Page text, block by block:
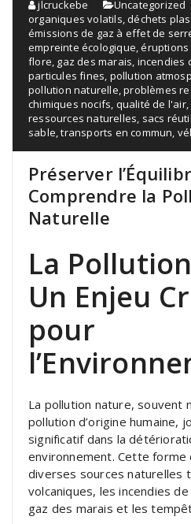
jlcruckebe Uncategorized
organiques volatils ,déchets
émissions de gaz à effet de
empreinte écologique ,éruptions
flore gaz des marais incendies
particules fines pollution
pollution naturelle ,problèmes
chimiques nocifs qualité de l'air,
ressources naturelles sacs
sable ,transports en commun
Préserver
Comprendre la
Naturelle
La
Un Enjeu
pour
La pollution nature, souvent
pollution d’origine humaine,
significatif dans la
environnement. Cette
diverses sources naturelles
volcaniques, les incendies
gaz des marais et les